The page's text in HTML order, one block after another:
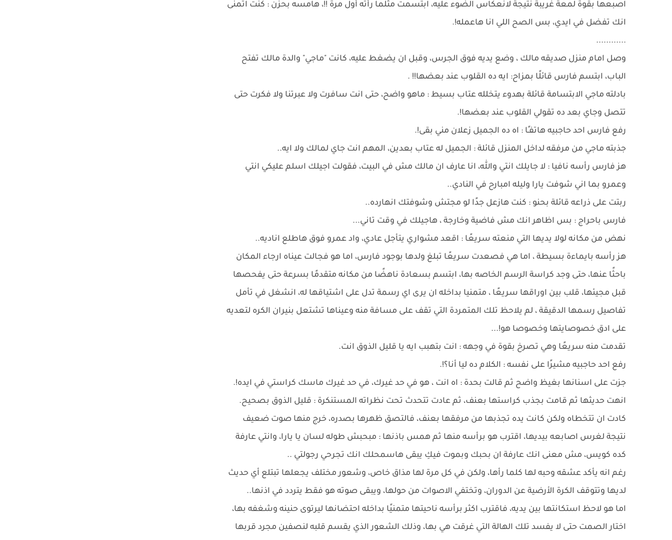
اصبعها بقوة لمعة غريبة نتيجة لانعكاس الضوء عليه، ابتسمت مثلما رأته أول مرة !!، هامسه بحزن : كنت اتمنى
انك تفضل في ايدي، بس الصح اللي انا هاعمله!.
............
وصل امام منزل صديقه مالك ، وضع يديه فوق الجرس، وقبل ان يضغط عليه، كانت "ماجي" والدة مالك تفتح
الباب، ابتسم فارس قائلًا بمزاح: ايه ده القلوب عند بعضها!! .
بادلته ماجي الابتسامة قائلة بهدوء يتخلله عتاب بسيط : ماهو واضح، حتى انت سافرت ولا عبرتنا ولا فكرت حتى
تتصل وجاي بعد ده تقولي القلوب عند بعضها!.
رفع فارس احد حاجبيه هاتفـًا : اه ده الجميل زعلان مني بقى!.
جذبته ماجي من مرفقه لداخل المنزل قائلة : الجميل له عتاب بعدين، المهم انت جاي لمالك ولا ايه..
هز فارس رأسه نافيا : لا جايلك انتي والله، انا عارف ان مالك مش في البيت، فقولت اجيلك اسلم عليكي انتي
وعمرو بما اني شوفت يارا وليله امبارح في النادي..
ربتت على ذراعه قائلة بحنو : كنت هازعل جدًا لو مجتش وشوفتك انهارده..
فارس باحراج : بس اظاهر انك مش فاضية وخارجة ، هاجيلك في وقت تاني...
نهض من مكانه لولا يديها التي منعته سريعًا : اقعد مشواري يتأجل عادي، واد عمرو فوق هاطلع اناديه..
هز رأسه بايماءة بسيطة ، اما هي فصعدت سريعًا تبلغ ولدها بوجود فارس، اما هو فجالت عيناه ارجاء المكان
باحثًا عنها، حتى وجد كراسة الرسم الخاصه بها، ابتسم بسعادة ناهضًا من مكانه متقدمًا بسرعة حتى يفحصها
قبل مجيئها، قلب بين اوراقها سريعًا ، متمنيا بداخله ان يرى اي رسمة تدل على اشتياقها له، انشغل في تأمل
تفاصيل رسمها الدقيقة ، لم يلاحظ تلك المتمردة التي تقف على مسافة منه وعيناها تشتعل بنيران الكره لتعديه
على ادق خصوصايتها وخصوصا هو!...
تقدمت منه سريعًا وهي تصرخ بقوة في وجهه : انت بتهبب ايه يا قليل الذوق انت.
رفع احد حاجبيه مشيرًا على نفسه : الكلام ده ليا أنا؟!.
جزت على اسنانها بغيظ واضح ثم قالت بحدة : اه انت ، هو في حد غيرك، في حد غيرك ماسك كراستي في ايده!.
انهت حديثها ثم قامت بجذب كراستها بعنف، ثم عادت تتحدث تحت نظراته المستنكرة : قليل الذوق بصحيح.
كادت ان تتخطاه ولكن كانت يده تجذبها من مرفقها بعنف، فالتصق ظهرها بصدره، خرج منها صوت ضعيف
نتيجة لغرس اصابعه بيديها، اقترب هو برأسه منها ثم همس باذنها : مبحبش طوله لسان يا يارا، وانتي عارفة
كده كويس، مش معنى انك عارفة ان بحبك وبموت فيكِ يبقى هاسمحلك انك تجرحي رجولتي ..
رغم انه يأكد عشقه وحبه لها كلما رأها، ولكن في كل مرة لها مذاق خاص، وشعور مختلف يجعلها تبتلع أي حديث
لديها وتتوقف الكرة الأرضية عن الدوران، وتختفي الاصوات من حولها، ويبقى صوته هو فقط يتردد في اذنها..
اما هو لاحظ استكانتها بين يديه، فاقترب اكثر برأسه ناحيتها متمنيًا بداخله احتضانها ليرتوى حنينه وشغفه بها،
اختار الصمت حتى لا يفسد تلك الهالة التي غرقت هي بها، وذلك الشعور الذي يقسم قلبه لنصفين مجرد قربها